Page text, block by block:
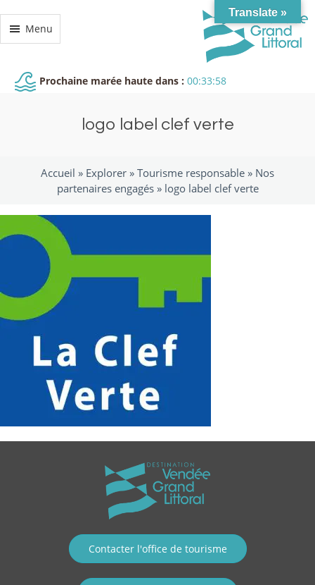
Menu
Prochaine marée haute dans : 00:33:58
logo label clef verte
Accueil » Explorer » Tourisme responsable » Nos
partenaires engagés» logo label clef verte
Contacter l'office de tourisme
Translate »